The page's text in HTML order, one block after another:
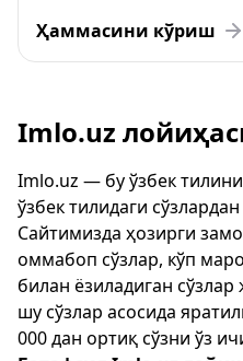
Ҳаммасини кўриш
Imlo.uz
Imlo.uz — бу ўзбек
ўзбек тилидаги
Сайтимизда ҳозирги
оммабоп сўзлар, кўп
билан ёзиладиган
шу сўзлар асосида
000 дан ортиқ сўзни ўз